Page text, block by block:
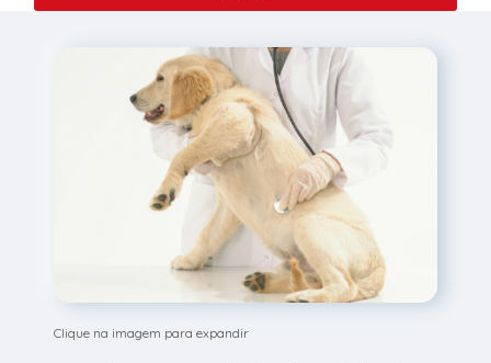
Clique na imagem para expandir